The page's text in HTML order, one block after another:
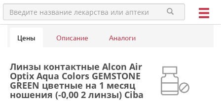
Цены Описание Аналоги
Линзы контактные Alcon Air
Optix Aqua Colors GEMSTONE
GREEN цветные на 1 месяц
ношения (-0,00 2 линзы) Ciba